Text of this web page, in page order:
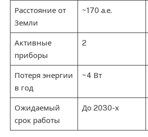
Расстояние от
Земли
~170 а.е.
Активные
приборы
2
Потеря энергии
в год
~4 Вт
Ожидаемый
срок работы
До 2030-х